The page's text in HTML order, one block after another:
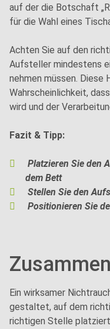
auf der die Botschaft
für die Wahl eines
Achten Sie auf den
Aufsteller mindestens
nehmen müssen. Diese
Wahrscheinlichkeit,
wird und der
Fazit & Tipp:
Platzieren Sie den
dem Bett
Stellen Sie den
Positionieren Sie
Ein wirksamer
gestaltet, auf dem
richtigen Stelle